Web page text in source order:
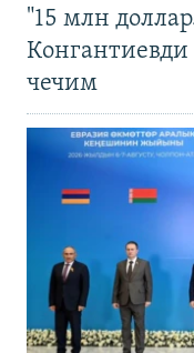
"15 млн
Конгантиевди
чечим